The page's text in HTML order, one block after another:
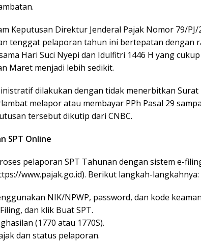
Keputusan Direktur Jenderal Pajak Nomor 79/PJ/
tenggat pelaporan tahun ini bertepatan dengan
Hari Suci Nyepi dan Idulfitri 1446 H yang
Maret menjadi lebih sedikit.
dilakukan dengan tidak menerbitkan Surat
melapor atau membayar PPh Pasal 29
tersebut dikutip dari CNBC.
SPT Online
pelaporan SPT Tahunan dengan sistem e-
www.pajak.go.id). Berikut langkah-langkahnya:
NIK/NPWP, password, dan kode
dan klik Buat SPT.
(1770 atau 1770S).
dan status pelaporan.